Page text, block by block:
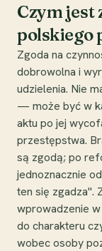
Czym jest
polskiego
Zgoda na
dobrowolna i
udzielenia. Nie
— może być w
aktu po jej
przestępstwa.
są zgodą; po
jednoznacznie
ten się zgadza".
wprowadzenie
do charakteru
wobec osoby